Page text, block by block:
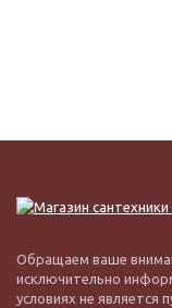
Обращаем ваше
исключительно
условиях не является